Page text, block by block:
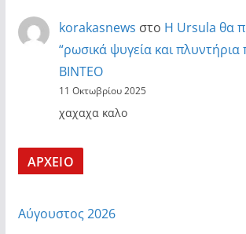
korakasnews στο Η Ursula θα
“ρωσικά ψυγεία και πλυντήρια
ΒΙΝΤΕΟ
11 Οκτωβρίου 2025
χαχαχα καλο
ΑΡΧΕΙΟ
Αύγουστος 2026